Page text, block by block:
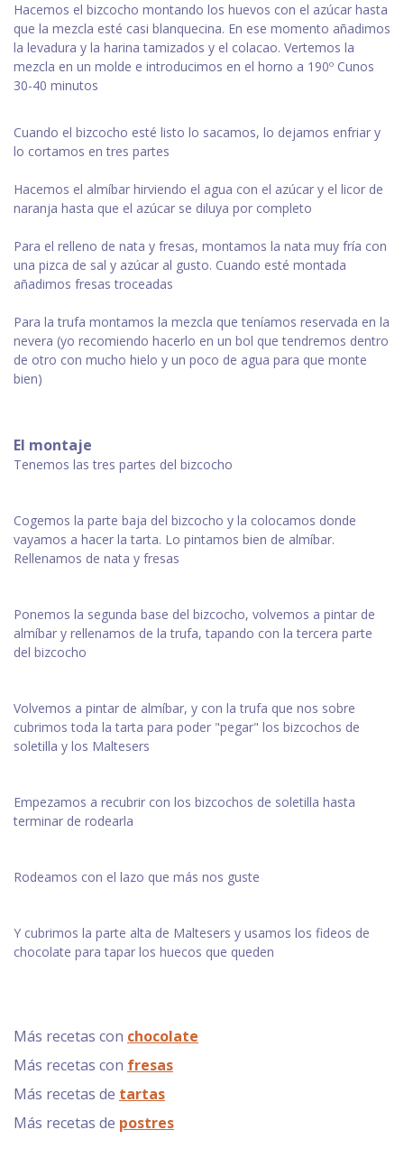
Hacemos el bizcocho montando los huevos con el azúcar hasta
que la mezcla esté casi blanquecina. En ese momento añadimos
la levadura y la harina tamizados y el colacao. Vertemos la
mezcla en un molde e introducimos en el horno a 190º Cunos
30-40 minutos
Cuando el bizcocho esté listo lo sacamos, lo dejamos enfriar y
lo cortamos en tres partes
Hacemos el almíbar hirviendo el agua con el azúcar y el licor de
naranja hasta que el azúcar se diluya por completo
Para el relleno de nata y fresas, montamos la nata muy fría con
una pizca de sal y azúcar al gusto. Cuando esté montada
añadimos fresas troceadas
Para la trufa montamos la mezcla que teníamos reservada en la
nevera (yo recomiendo hacerlo en un bol que tendremos dentro
de otro con mucho hielo y un poco de agua para que monte
bien)
El montaje
Tenemos las tres partes del bizcocho
Cogemos la parte baja del bizcocho y la colocamos donde
vayamos a hacer la tarta. Lo pintamos bien de almíbar.
Rellenamos de nata y fresas
Ponemos la segunda base del bizcocho, volvemos a pintar de
almíbar y rellenamos de la trufa, tapando con la tercera parte
del bizcocho
Volvemos a pintar de almíbar, y con la trufa que nos sobre
cubrimos toda la tarta para poder "pegar" los bizcochos de
soletilla y los Maltesers
Empezamos a recubrir con los bizcochos de soletilla hasta
terminar de rodearla
Rodeamos con el lazo que más nos guste
Y cubrimos la parte alta de Maltesers y usamos los fideos de
chocolate para tapar los huecos que queden
Más recetas con chocolate
Más recetas con fresas
Más recetas de tartas
Más recetas de postres